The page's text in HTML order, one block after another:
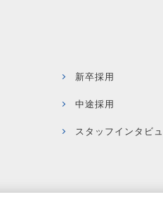
新卒採用
中途採用
スタッフインタビ